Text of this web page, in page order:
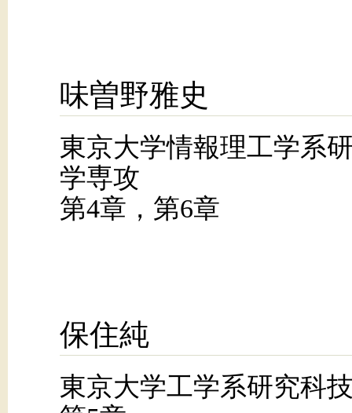
味曽野雅史
東京大学情報理工学系
学専攻
第4章，第6章
保住純
東京大学工学系研究科